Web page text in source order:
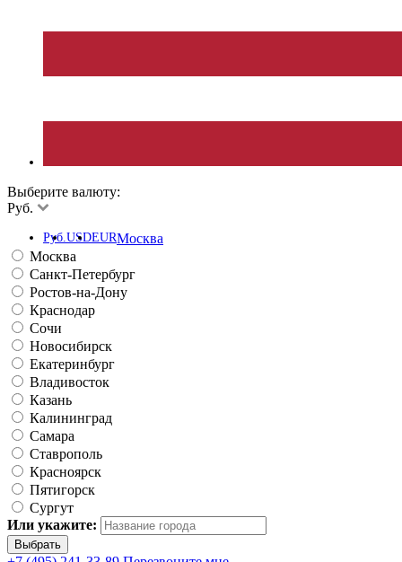
Выберите валюту:
Руб.
Руб.USDEURМосква
Москва
Санкт-Петербург
Ростов-на-Дону
Краснодар
Сочи
Новосибирск
Екатеринбург
Владивосток
Казань
Калининград
Самара
Ставрополь
Красноярск
Пятигорск
Сургут
Или укажите: